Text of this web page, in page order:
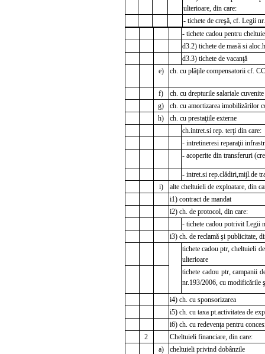
ulterioare, din care:
- tichete de creşă, cf. Legii
- tichete cadou pentru
d3.2) tichete de masă si
d3.3) tichete de vacanţă
e)
ch. cu plăţile compensatorii cf.
f)
ch. cu drepturile salariale
g)
ch. cu amortizarea imobilizărilor
h)
ch. cu prestaţiile externe
ch.intret.si rep. terţi din care:
- intretineresi reparaţii
- acoperite din transferuri
- intret.si rep.clădiri,mijl.de
i)
alte cheltuieli de exploatare, din
i1) contract de mandat
i2) ch. de protocol, din care:
- tichete cadou potrivit Legii
i3) ch. de reclamă şi publicitate,
tichete cadou ptr, cheltuieli
ulterioare
tichete cadou ptr, campanii
nr.193/2006, cu modificările
i4) ch. cu sponsorizarea
i5) ch. cu taxa pt.activitatea de
i6) ch. cu redevenţa pentru
2
Cheltuieli financiare, din care:
a)
cheltuieli privind dobânzile